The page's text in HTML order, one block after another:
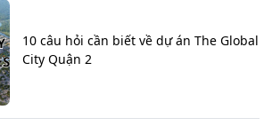
10 câu hỏi cần biết về dự án The Global
City Quận 2